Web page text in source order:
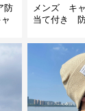
防
メンズ キ
当て付き